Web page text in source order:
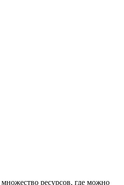
ресурсов, где можно